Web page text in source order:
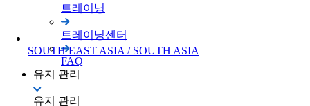
트레이닝
트레이닝센터
FAQ
유지 관리
유지 관리
SOUTH EAST ASIA / SOUTH ASIA